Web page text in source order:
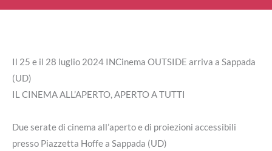
Il 25 e il 28 luglio 2024 INCinema OUTSIDE arriva a Sappada
(UD)
IL CINEMA ALL’APERTO, APERTO A TUTTI
Due serate di cinema all’aperto e di proiezioni accessibili
presso Piazzetta Hoffe a Sappada (UD)